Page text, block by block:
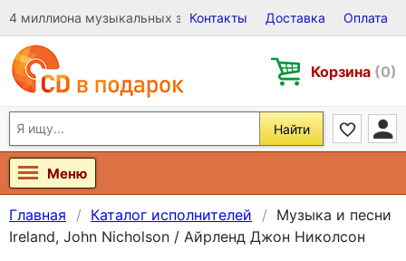
4 миллиона музыкальных записей на Виниле, CD и DVD
Контакты Доставка Оплата
Корзина (0)
Найти
Меню
Главная Каталог исполнителей
Музыка и песни
Ireland, John Nicholson / Айрленд Джон Николсон